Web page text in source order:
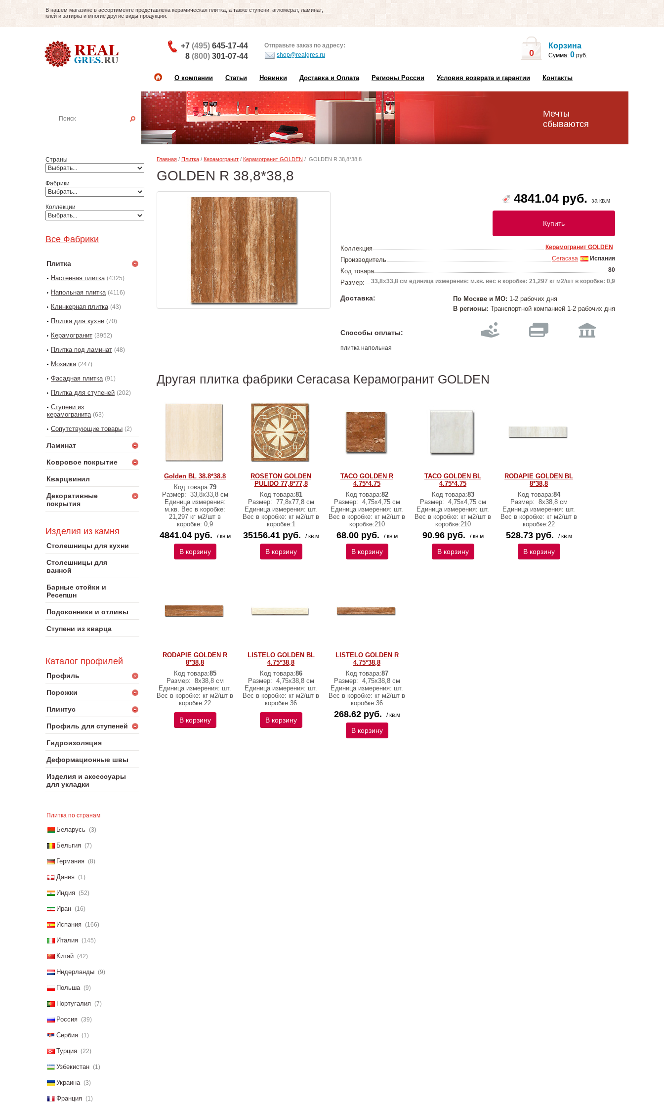
В нашем магазине в ассортименте представлена керамическая плитка, а также ступени, агломерат, ламинат,
клей и затирка и многие другие виды продукции.
+7 (495) 645-17-44
8 (800) 301-07-44
Отправьте заказ по адресу:
shop@realgres.ru
0
Корзина
Сумма: 0 руб.
О компании Статьи Новинки Доставка и Оплата Регионы России Условия возврата и гарантии Контакты
Мечты
сбываются
Страны
Фабрики
Коллекции
Все Фабрики
Плитка
Настенная плитка (4325)
Напольная плитка (4116)
Клинкерная плитка (43)
Плитка для кухни (70)
Керамогранит (3952)
Плитка под ламинат (48)
Мозаика (247)
Фасадная плитка (91)
Плитка для ступеней (202)
Ступени из
керамогранита (63)
Сопутствующие товары (2)
Ламинат
Ковровое покрытие
Кварцвинил
Декоративные
покрытия
Изделия из камня
Столешницы для кухни
Столешницы для
ванной
Барные стойки и
Ресепшн
Подоконники и отливы
Ступени из кварца
Каталог профилей
Профиль
Порожки
Плинтус
Профиль для ступеней
Гидроизоляция
Деформационные швы
Изделия и аксессуары
для укладки
Плитка по странам
Беларусь (3)
Бельгия (7)
Германия (8)
Дания (1)
Индия (52)
Иран (16)
Испания (166)
Италия (145)
Китай (42)
Нидерланды (9)
Польша (9)
Португалия (7)
Россия (39)
Сербия (1)
Турция (22)
Узбекистан (1)
Украина (3)
Франция (1)
Главная / Плитка / Керамогранит / Керамогранит GOLDEN / GOLDEN R 38,8*38,8
GOLDEN R 38,8*38,8
4841.04 руб. за кв.м
Купить
Коллекция Керамогранит GOLDEN
Производитель Испания
Ceracasa
Код товара 80
Размер: 33,8х33,8 см единица измерения: м.кв. вес в коробке: 21,297 кг м2/шт в коробке: 0,9
Доставка: По Москве и МО: 1-2 рабочих дня
В регионы: Транспортной компанией 1-2 рабочих дня
Способы оплаты:
плитка напольная
Другая плитка фабрики Ceracasa Керамогранит GOLDEN
Golden BL 38.8*38.8
Код товара:79
Размер: 33,8х33,8 см
Единица измерения:
м.кв. Вес в коробке:
21,297 кг м2/шт в
коробке: 0,9
4841.04 руб. / кв.м
В корзину
ROSETON GOLDEN
PULIDO 77,8*77,8
Код товара:81
Размер: 77,8х77,8 см
Единица измерения: шт.
Вес в коробке: кг м2/шт в
коробке:1
35156.41 руб. / кв.м
В корзину
TACO GOLDEN R
4.75*4.75
Код товара:82
Размер: 4,75х4,75 см
Единица измерения: шт.
Вес в коробке: кг м2/шт в
коробке:210
68.00 руб. / кв.м
В корзину
TACO GOLDEN BL
4.75*4.75
Код товара:83
Размер: 4,75х4,75 см
Единица измерения: шт.
Вес в коробке: кг м2/шт в
коробке:210
90.96 руб. / кв.м
В корзину
RODAPIE GOLDEN BL
8*38,8
Код товара:84
Размер: 8х38,8 см
Единица измерения: шт.
Вес в коробке: кг м2/шт в
коробке:22
528.73 руб. / кв.м
В корзину
RODAPIE GOLDEN R
8*38,8
Код товара:85
Размер: 8х38,8 см
Единица измерения: шт.
Вес в коробке: кг м2/шт в
коробке:22
В корзину
LISTELO GOLDEN BL
4.75*38,8
Код товара:86
Размер: 4,75х38,8 см
Единица измерения: шт.
Вес в коробке: кг м2/шт в
коробке:36
В корзину
LISTELO GOLDEN R
4.75*38,8
Код товара:87
Размер: 4,75х38,8 см
Единица измерения: шт.
Вес в коробке: кг м2/шт в
коробке:36
268.62 руб. / кв.м
В корзину